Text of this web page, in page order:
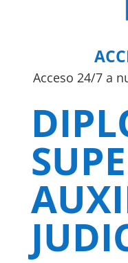
Acceso 24/7 a